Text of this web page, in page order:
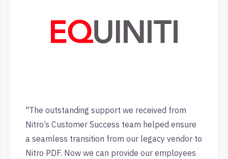
"The outstanding support we received from
Nitro’s Customer Success team helped ensure
a seamless transition from our legacy vendor to
Nitro PDF. Now we can provide our employees